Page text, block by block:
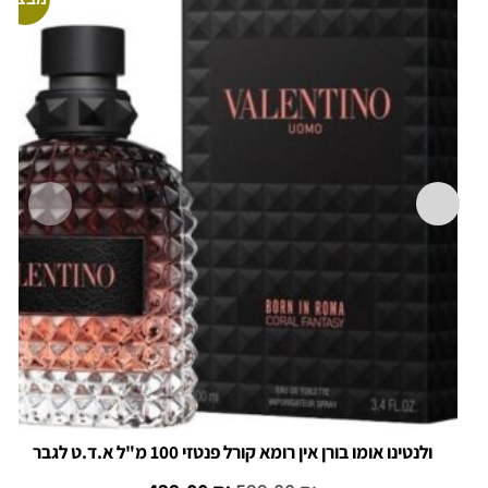
ולנטינו אומו בורן אין רומא קורל פנטזי 100 מ"ל א.ד.ט לגבר